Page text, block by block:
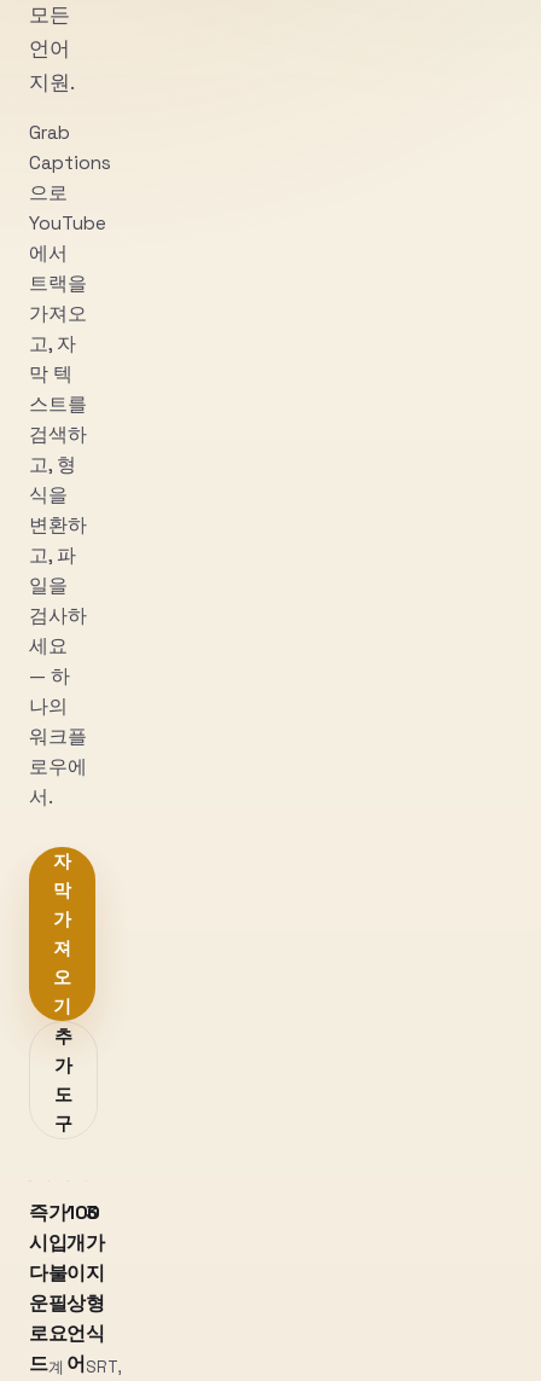
모든
언어
지원.
Grab
Captions
으로
YouTube
에서
트랙을
가져오
고, 자
막 텍
스트를
검색하
고, 형
식을
변환하
고, 파
일을
검사하
세요
— 하
나의
워크플
로우에
서.
자
막
가
져
오
기
추
가
도
구
즉
시
다
운
로
드
가
입
불
필
요
계
100
개
이
상
언
어
3
가
지
형
식
SRT,